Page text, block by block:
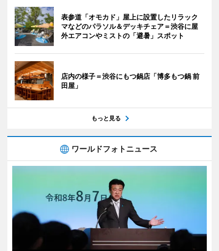
表参道「オモカド」屋上に設置したリラック
マなどのパラソル＆デッキチェア＝渋谷に屋
外エアコンやミストの「避暑」スポット
店内の様子＝渋谷にもつ鍋店「博多もつ鍋 前
田屋」
もっと見る
ワールドフォトニュース